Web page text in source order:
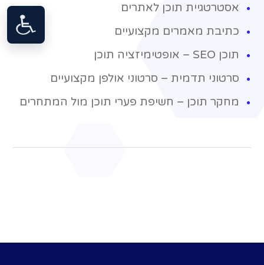
אסטרטגיית תוכן לאתרים
כתיבת מאמרים מקצועיים
תוכן SEO
– אופטימיזציה תוכן
סרטוני תדמית – סרטוני אולפן מקצועיים
מחקר תוכן – חשיפת פערי תוכן מול המתחרים